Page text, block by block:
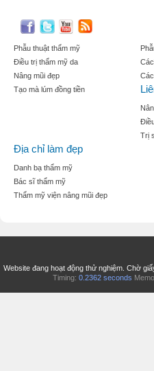
Phẫu thuật thẩm mỹ
Điều trị thẩm mỹ da
Nâng mũi đẹp
Tạo mà lúm đồng tiền
Trị
Địa chỉ làm đẹp
Danh bạ thẩm mỹ
Bác sĩ thẩm mỹ
Thẩm mỹ viện nâng mũi đẹp
Website đang hoạt động thử nghiệm. Chờ
Timing: 0.2362 seconds